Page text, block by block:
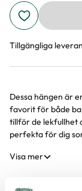
Tillgängliga
Dessa hängen är
favorit för både
tillför de lekfullhet
perfekta för dig
Visa mer